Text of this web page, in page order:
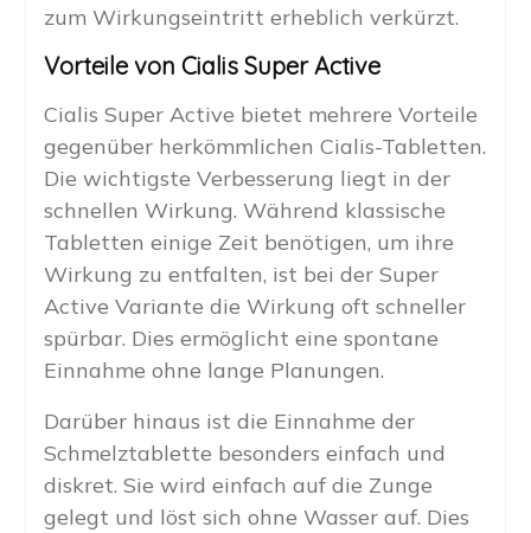
zum Wirkungseintritt erheblich verkürzt.
Vorteile von Cialis Super Active
Cialis Super Active bietet mehrere Vorteile
gegenüber herkömmlichen Cialis-Tabletten.
Die wichtigste Verbesserung liegt in der
schnellen Wirkung. Während klassische
Tabletten einige Zeit benötigen, um ihre
Wirkung zu entfalten, ist bei der Super
Active Variante die Wirkung oft schneller
spürbar. Dies ermöglicht eine spontane
Einnahme ohne lange Planungen.
Darüber hinaus ist die Einnahme der
Schmelztablette besonders einfach und
diskret. Sie wird einfach auf die Zunge
gelegt und löst sich ohne Wasser auf. Dies